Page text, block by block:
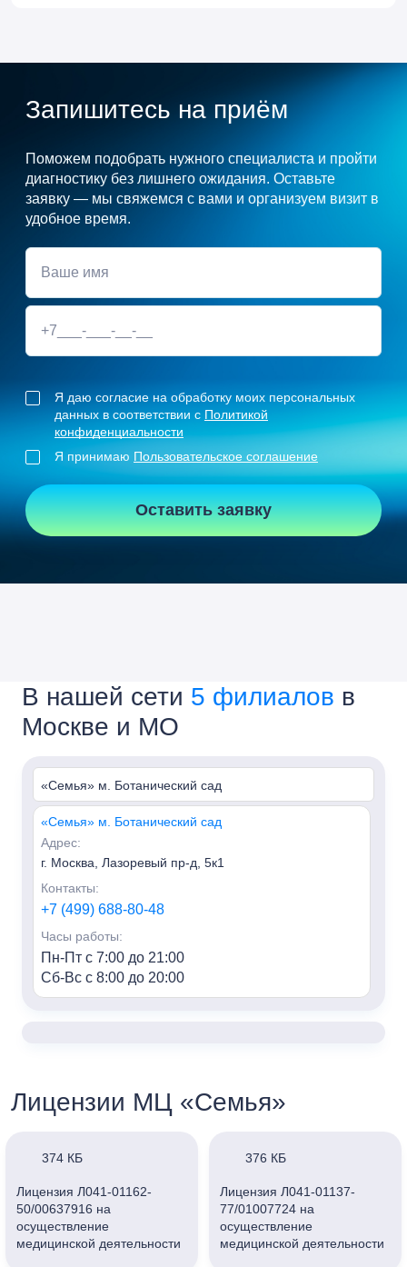
Запишитесь на приём
Поможем подобрать нужного специалиста и пройти
диагностику без лишнего ожидания. Оставьте
заявку — мы свяжемся с вами и организуем визит в
удобное время.
Я даю согласие на обработку моих персональных
данных в соответствии с Политикой
конфиденциальности
Я принимаю Пользовательское соглашение
Оставить заявку
В нашей сети 5 филиалов в
Москве и МО
«Семья» м. Ботанический сад
«Семья» м. Ботанический сад
Адрес:
г. Москва, Лазоревый пр-д, 5к1
Контакты:
+7 (499) 688-80-48
Часы работы:
Пн-Пт с 7:00 до 21:00
Сб-Вс с 8:00 до 20:00
+7 (499) 688-80-48
Пн-Пт с 7:00 до 21:00
«Семья» г. Мытищи
Адрес:
г. Мытищи, ул. Колпакова, 42к3
Лицензии МЦ «Семья»
374 КБ
Лицензия Л041-01162-
50/00637916 на
осуществление
медицинской деятельности
376 КБ
Лицензия Л041-01137-
77/01007724 на
осуществление
медицинской деятельности